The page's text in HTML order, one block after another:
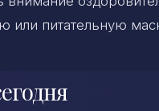
или питательную